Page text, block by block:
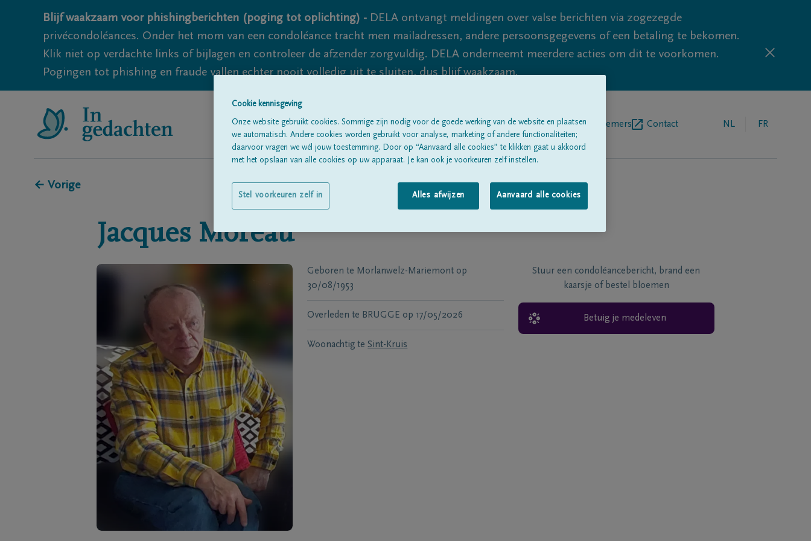
Blijf waakzaam voor phishingberichten (poging tot oplichting) - DELA ontvangt meldingen over valse berichten via zogezegde
privécondoléances. Onder het mom van een condoléance tracht men mailadressen, andere persoonsgegevens of een betaling te bekomen.
Klik niet op verdachte links of bijlagen en controleer de afzender zorgvuldig. DELA onderneemt meerdere acties om dit te voorkomen.
Pogingen tot phishing en fraude vallen echter nooit volledig uit te sluiten, dus blijf waakzaam.
Alle rouwberichtenOver onsBegrafenisondernemers Contact NL FR
← Vorige
Jacques Moreau
Geboren te Morlanwelz-Mariemont op
30/08/1953
Overleden te BRUGGE op 17/05/2026
Woonachtig te Sint-Kruis
Stuur een condoléancebericht, brand een
kaarsje of bestel bloemen
Betuig je medeleven
Cookie kennisgeving
Onze website gebruikt cookies. Sommige zijn nodig voor de goede werking van de website en plaatsen
we automatisch. Andere cookies worden gebruikt voor analyse, marketing of andere functionaliteiten;
daarvoor vragen we wél jouw toestemming. Door op “Aanvaard alle cookies” te klikken gaat u akkoord
met het opslaan van alle cookies op uw apparaat. Je kan ook je voorkeuren zelf instellen.
Alles afwijzen Aanvaard alle cookies
Stel voorkeuren zelf in